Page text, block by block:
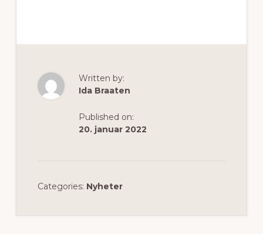
Written by:
Ida Braaten
Published on:
20. januar 2022
Categories: Nyheter